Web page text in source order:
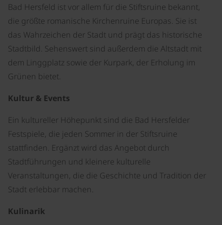
Bad Hersfeld ist vor allem für die Stiftsruine bekannt,
die größte romanische Kirchenruine Europas. Sie ist
das Wahrzeichen der Stadt und prägt das historische
Stadtbild. Sehenswert sind außerdem die Altstadt mit
dem Linggplatz sowie der Kurpark, der Erholung im
Grünen bietet.
Kultur & Events
Ein kultureller Höhepunkt sind die Bad Hersfelder
Festspiele, die jeden Sommer in der Stiftsruine
stattfinden. Ergänzt wird das Angebot durch
Stadtführungen und kleinere kulturelle
Veranstaltungen, die die Geschichte und Tradition der
Stadt erlebbar machen.
Kulinarik